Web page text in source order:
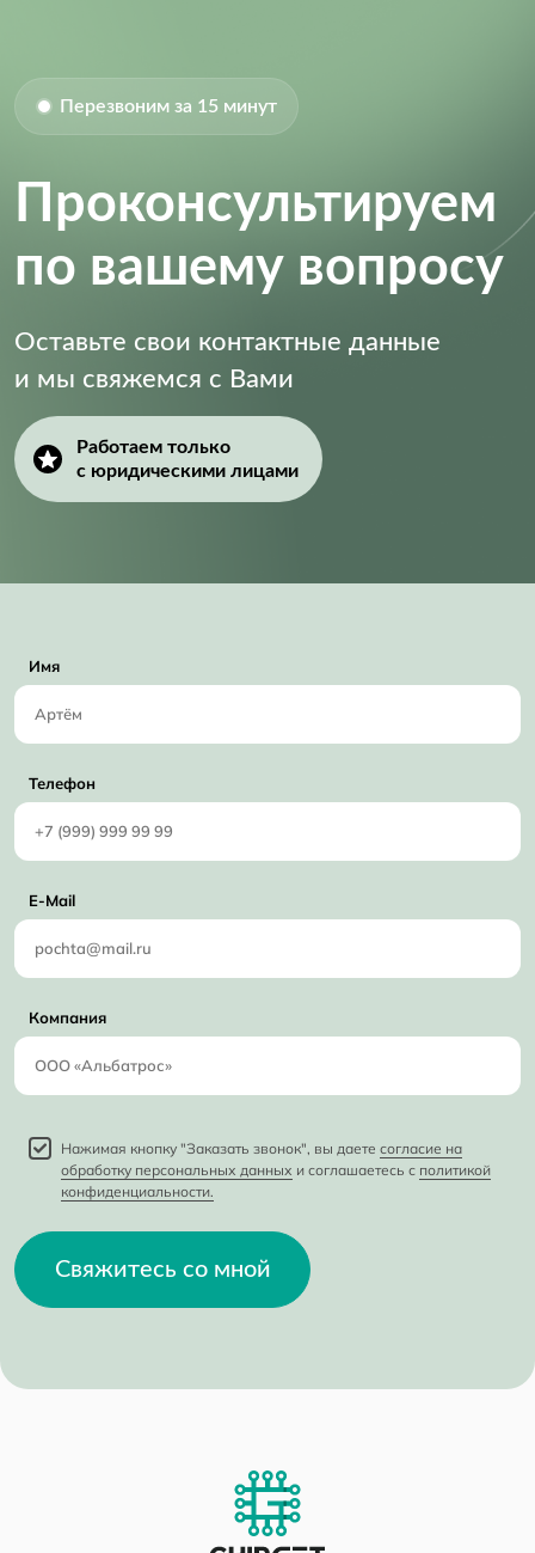
Supply Current: 80.0 µA
Supply Voltage (Min): 2.7 V
Перезвоним за 15 минут
Проконсультируем
по вашему вопросу
Оставьте свои контактные данные
и мы свяжемся с Вами
Работаем только
с юридическими лицами
Имя
Телефон
E-Mail
Компания
Нажимая кнопку "Заказать звонок", вы даете согласие на
обработку персональных данных и соглашаетесь с политикой
конфиденциальности.
Свяжитесь со мной